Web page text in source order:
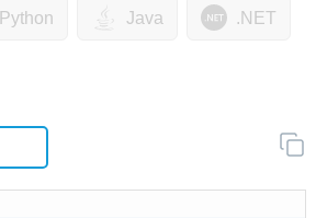
Python Java .NET